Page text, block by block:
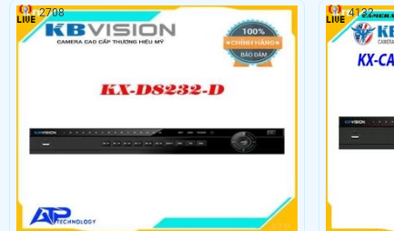
trợ camera IP tối đa 24 kênh, lên đến 6Mp. Băng
thông tối đa 128 Mbps
cứng SATA
2708 4132